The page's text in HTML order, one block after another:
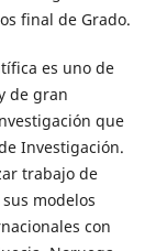
final de Grado.
es uno de
de gran
que
Investigación.
trabajo de
modelos
con